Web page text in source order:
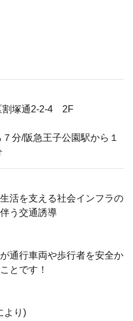
割塚通2-2-4 2F
分/阪急王子公園駅から１
活を支える社会インフラの
う交通誘導
通行車両や歩行者を安全か
とです！
より)